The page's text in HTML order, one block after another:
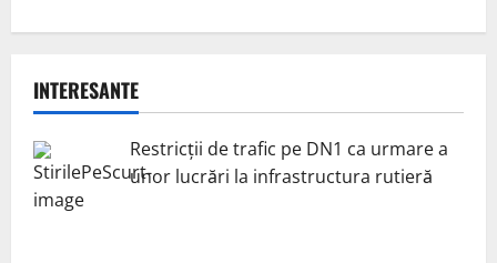
INTERESANTE
Restricții de trafic pe DN1 ca urmare a
unor lucrări la infrastructura rutieră